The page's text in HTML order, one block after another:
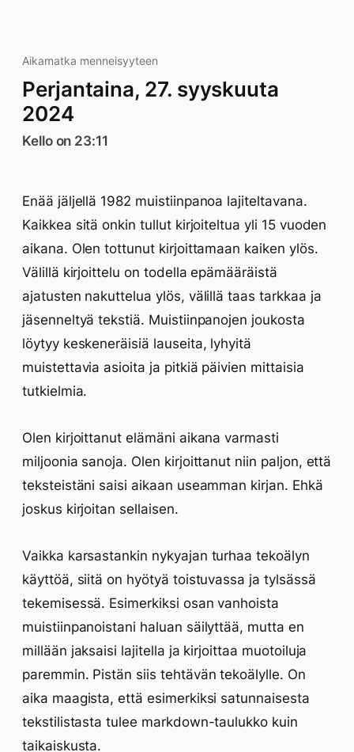
Aikamatka menneisyyteen
Perjantaina, 27. syyskuuta
2024
Kello on 23:11
Enää jäljellä 1982 muistiinpanoa lajiteltavana.
Kaikkea sitä onkin tullut kirjoiteltua yli 15 vuoden
aikana. Olen tottunut kirjoittamaan kaiken ylös.
Välillä kirjoittelu on todella epämääräistä
ajatusten nakuttelua ylös, välillä taas tarkkaa ja
jäsenneltyä tekstiä. Muistiinpanojen joukosta
löytyy keskeneräisiä lauseita, lyhyitä
muistettavia asioita ja pitkiä päivien mittaisia
tutkielmia.
Olen kirjoittanut elämäni aikana varmasti
miljoonia sanoja. Olen kirjoittanut niin paljon, että
teksteistäni saisi aikaan useamman kirjan. Ehkä
joskus kirjoitan sellaisen.
Vaikka karsastankin nykyajan turhaa tekoälyn
käyttöä, siitä on hyötyä toistuvassa ja tylsässä
tekemisessä. Esimerkiksi osan vanhoista
muistiinpanoistani haluan säilyttää, mutta en
millään jaksaisi lajitella ja kirjoittaa muotoiluja
paremmin. Pistän siis tehtävän tekoälylle. On
aika maagista, että esimerkiksi satunnaisesta
tekstilistasta tulee markdown-taulukko kuin
taikaiskusta.